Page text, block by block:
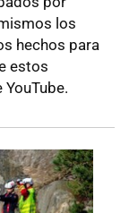
los
hechos para
estos